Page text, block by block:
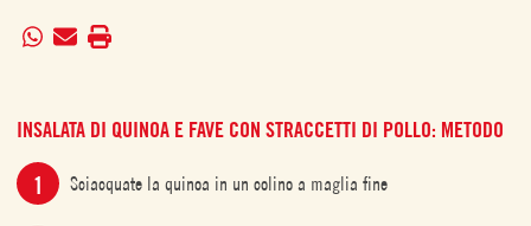
INSALATA DI QUINOA E FAVE CON STRACCETTI DI POLLO: METODO
Sciacquate la quinoa in un colino a maglia fine